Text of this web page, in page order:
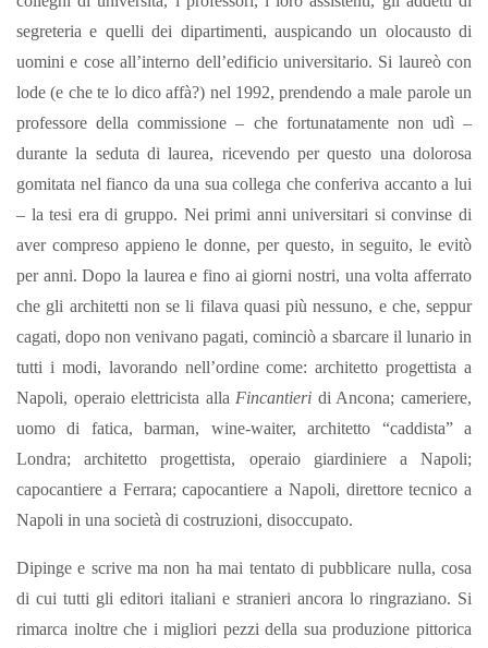
segreteria e quelli dei dipartimenti, auspicando un olocausto di
uomini e cose all’interno dell’edificio universitario. Si laureò con
lode (e che te lo dico affà?) nel 1992, prendendo a male parole un
professore della commissione – che fortunatamente non udì –
durante la seduta di laurea, ricevendo per questo una dolorosa
gomitata nel fianco da una sua collega che conferiva accanto a lui
– la tesi era di gruppo. Nei primi anni universitari si convinse di
aver compreso appieno le donne, per questo, in seguito, le evitò
per anni.Dopo la laurea e fino ai giorni nostri, una volta afferrato
che gli architetti non se li filava quasi più nessuno, e che, seppur
cagati, dopo non venivano pagati, cominciò a sbarcare il lunario in
tutti i modi, lavorando nell’ordine come: architetto progettista a
Napoli, operaio elettricista alla Fincantieri di Ancona; cameriere,
uomo di fatica, barman, wine-waiter, architetto “caddista” a
Londra; architetto progettista, operaio giardiniere a Napoli;
capocantiere a Ferrara; capocantiere a Napoli, direttore tecnico a
Napoli in una società di costruzioni, disoccupato.
Dipinge e scrive ma non ha mai tentato di pubblicare nulla, cosa
di cui tutti gli editori italiani e stranieri ancora lo ringraziano. Si
rimarca inoltre che i migliori pezzi della sua produzione pittorica